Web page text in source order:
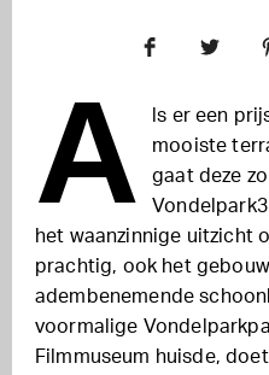
A
ls er een
mooiste
gaat deze
het waanzinnige uitzicht
prachtig, ook het
adembenemende
voormalige
Filmmuseum huisde,